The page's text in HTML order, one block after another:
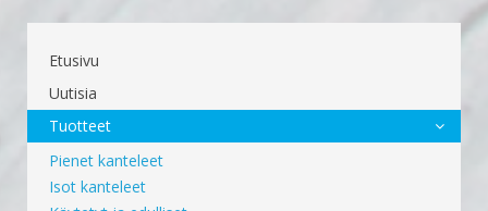
Etusivu
Uutisia
Tuotteet
Pienet kanteleet
Isot kanteleet